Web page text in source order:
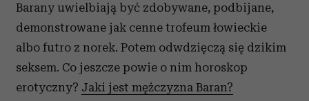
Barany uwielbiają być zdobywane, podbijane,
demonstrowane jak cenne trofeum łowieckie
albo futro z norek. Potem odwdzięczą się dzikim
seksem. Co jeszcze powie o nim horoskop
erotyczny? Jaki jest mężczyzna Baran?